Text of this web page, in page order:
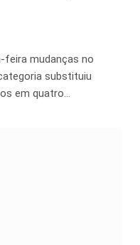
feira mudanças no
substituiu
em quatro…